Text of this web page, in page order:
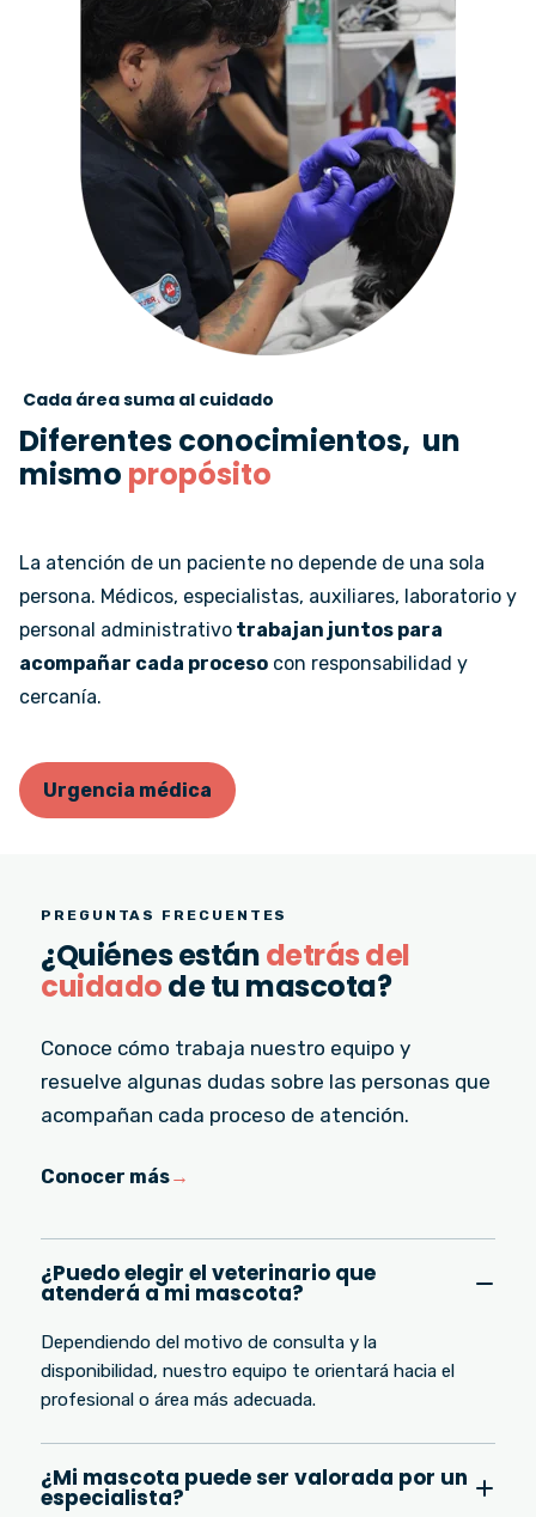
Cada área suma al cuidado
Diferentes conocimientos, un
mismo propósito
La atención de un paciente no depende de una sola
persona. Médicos, especialistas, auxiliares, laboratorio y
personal administrativo trabajan juntos para
acompañar cada proceso con responsabilidad y
cercanía.
Urgencia médica
PREGUNTAS FRECUENTES
¿Quiénes estándetrás del
cuidadode tu mascota?
Conoce cómo trabaja nuestro equipo y
resuelve algunas dudas sobre las personas que
acompañan cada proceso de atención.
Conocer más→
¿Puedo elegir el veterinario que
atenderá a mi mascota?
Dependiendo del motivo de consulta y la
disponibilidad, nuestro equipo te orientará hacia el
profesional o área más adecuada.
¿Mi mascota puede ser valorada por un
especialista?